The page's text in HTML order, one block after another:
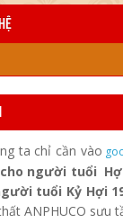
ta chỉ cần vào
người tuổi
tuổi Kỷ Hợi
ANPHUCO sưu